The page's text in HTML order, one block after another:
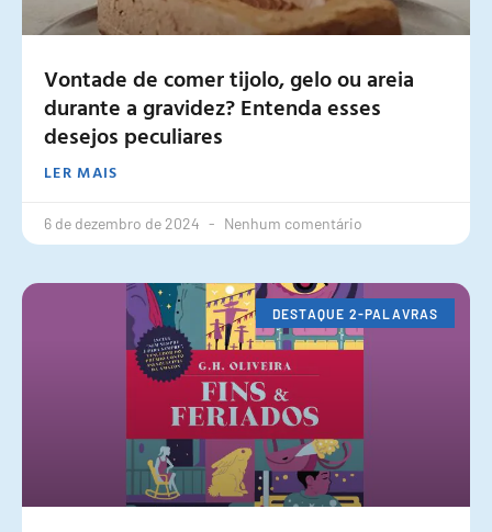
Vontade de comer tijolo, gelo ou areia
durante a gravidez? Entenda esses
desejos peculiares
LER MAIS
6 de dezembro de 2024 Nenhum comentário
DESTAQUE 2-PALAVRAS